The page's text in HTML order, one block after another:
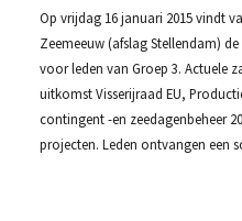
Op vrijdag 16 januari 2015 vindt
Zeemeeuw (afslag Stellendam)
voor leden van Groep 3. Actuele
uitkomst Visserijraad EU,
contingent -en zeedagenbeheer
projecten. Leden ontvangen een